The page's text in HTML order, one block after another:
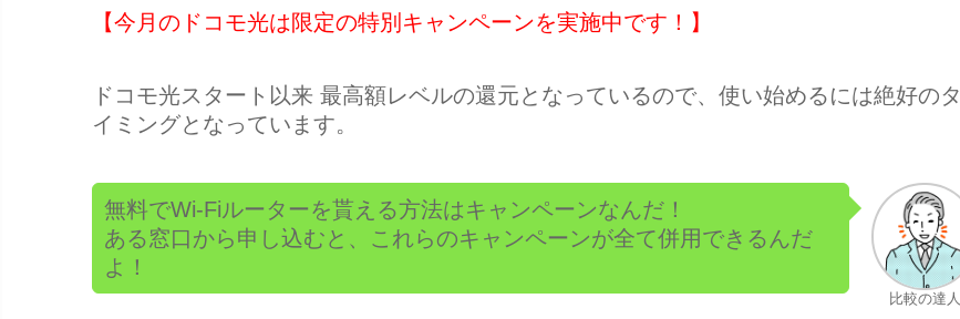
【今月のドコモ光は限定の特別キャンペーンを実施中です！】
ドコモ光スタート以来 最高額レベルの還元となっているので、使い始めるには絶好のタ
イミングとなっています。
比較の達人
無料でWi-Fiルーターを貰える方法はキャンペーンなんだ！
ある窓口から申し込むと、これらのキャンペーンが全て併用できるんだ
よ！